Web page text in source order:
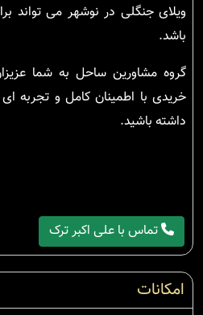
ویلای جنگلی در نوشهر می تواند
باشد.
گروه مشاورین ساحل به شما
خریدی با اطمینان کامل و تجربه
داشته باشید.
تماس با علی اکبر ترک
امکانات